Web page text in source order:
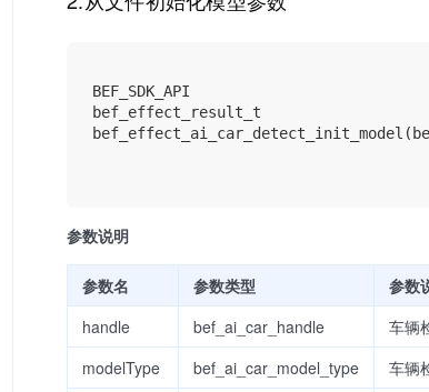
BEF_SDK_API
bef_effect_result_t
参数说明
参数名 参数类型
参数
handle
bef_ai_car_handle
车辆
modelType
bef_ai_car_model_type
车辆